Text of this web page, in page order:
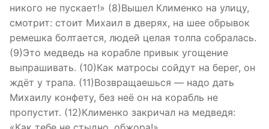
никого не пускает!» (8)Вышел Клименко на улицу,
смотрит: стоит Михаил в дверях, на шее обрывок
ремешка болтается, людей целая толпа собралась.
(9)Это медведь на корабле привык угощение
выпрашивать. (10)Как матросы сойдут на берег, он
ждёт у трапа. (11)Возвращаешься — надо дать
Михаилу конфету, без неё он на корабль не
пропустит. (12)Клименко закричал на медведя: